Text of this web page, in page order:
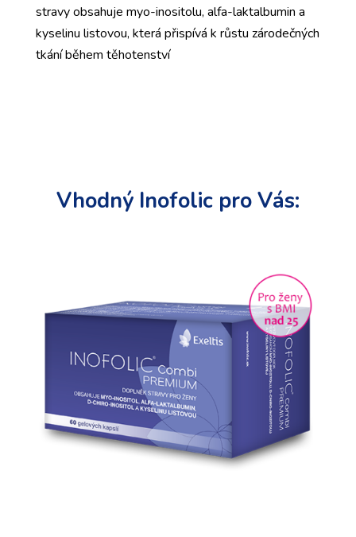
stravy obsahuje myo-inositolu, alfa-laktalbumin a
kyselinu listovou, která přispívá k růstu zárodečných
tkání během těhotenství
Vhodný Inofolic pro Vás: